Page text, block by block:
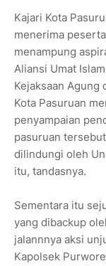
Kajari Kota
menerima
menampung
Aliansi Umat
Kejaksaan Agung
Kota Pasuruan
penyampaian
pasuruan
dilindungi oleh
itu, tandasnya.
Sementara itu
yang dibackup
jalannnya aksi
Kapolsek